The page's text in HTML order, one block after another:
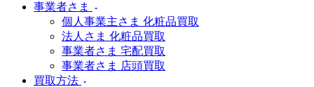
事業者さま
個人事業主さま 化粧品買取
法人さま 化粧品買取
事業者さま 宅配買取
事業者さま 店頭買取
買取方法